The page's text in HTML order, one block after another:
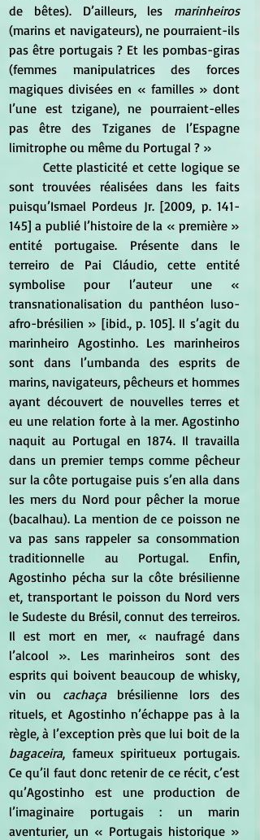
de bêtes). D’ailleurs, les marinheiros
(marins et navigateurs), ne pourraient-ils
pas être portugais ? Et les pombas-giras
(femmes manipulatrices des forces
magiques divisées en « familles » dont
l’une est tzigane), ne pourraient-elles
pas être des Tziganes de l’Espagne
limitrophe ou même du Portugal ? »
sont trouvées réalisées dans les faits
puisqu’Ismael Pordeus Jr. [2009, p. 141-
145] a publié l’histoire de la « première »
entité portugaise. Présente dans le
terreiro de Pai Cláudio, cette entité
symbolise pour l’auteur une «
transnationalisation du panthéon luso-
afro-brésilien » [ibid., p. 105]. Il s’agit du
marinheiro Agostinho. Les marinheiros
sont dans l’umbanda des esprits de
marins, navigateurs, pêcheurs et hommes
ayant découvert de nouvelles terres et
eu une relation forte à la mer. Agostinho
naquit au Portugal en 1874. Il travailla
dans un premier temps comme pêcheur
sur la côte portugaise puis s’en alla dans
les mers du Nord pour pêcher la morue
(bacalhau). La mention de ce poisson ne
va pas sans rappeler sa consommation
traditionnelle au Portugal. Enfin,
Agostinho pécha sur la côte brésilienne
et, transportant le poisson du Nord vers
le Sudeste du Brésil, connut des terreiros.
Il est mort en mer, « naufragé dans
l’alcool ». Les marinheiros sont des
esprits qui boivent beaucoup de whisky,
vin ou cachaça brésilienne lors des
rituels, et Agostinho n’échappe pas à la
règle, à l’exception près que lui boit de la
bagaceira, fameux spiritueux portugais.
Ce qu’il faut donc retenir de ce récit, c’est
qu’Agostinho est une production de
l’imaginaire portugais : un marin
aventurier, un « Portugais historique »